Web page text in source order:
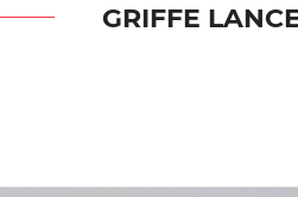
GRIFFE